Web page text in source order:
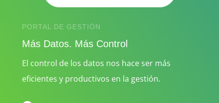
PORTAL DE GESTIÓN
Más Datos. Más Control
El control de los datos nos hace ser más
eficientes y productivos en la gestión.